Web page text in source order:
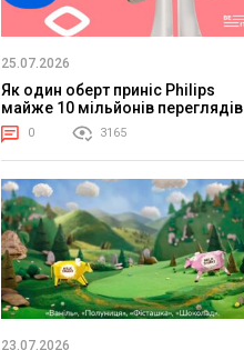
25.07.2026
Як один оберт приніс Philips
майже 10 мільйонів переглядів
0 3165
23.07.2026